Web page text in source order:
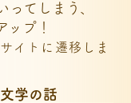
ってしまう、
ップ！
イトに遷移しま
学の話